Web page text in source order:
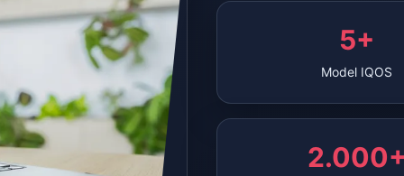
5+
Model IQOS